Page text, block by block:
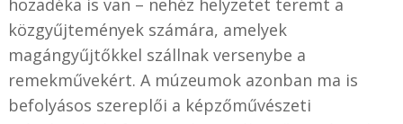
hozadéka is van – nehéz helyzetet teremt a
közgyűjtemények számára, amelyek
magángyűjtőkkel szállnak versenybe a
remekművekért. A múzeumok azonban ma is
befolyásos szereplői a képzőművészeti